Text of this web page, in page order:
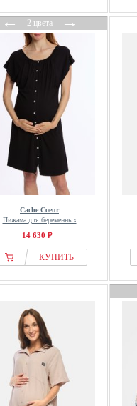
←2 цвета→
Cache Coeur
Пижама для беременных
14 630 ₽
КУПИТЬ